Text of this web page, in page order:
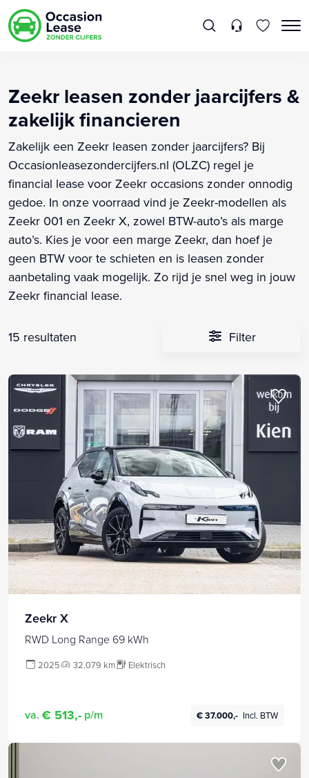
Zeekr leasen zonder jaarcijfers &
zakelijk financieren
Zakelijk een Zeekr leasen zonder jaarcijfers? Bij
Occasionleasezondercijfers.nl (OLZC) regel je
financial lease voor Zeekr occasions zonder onnodig
gedoe. In onze voorraad vind je Zeekr-modellen als
Zeekr 001 en Zeekr X, zowel BTW-auto’s als marge
auto’s. Kies je voor een marge Zeekr, dan hoef je
geen BTW voor te schieten en is leasen zonder
aanbetaling vaak mogelijk. Zo rijd je snel weg in jouw
Zeekr financial lease.
15 resultaten Filter
Zeekr X
RWD Long Range 69 kWh
2025 32.079 km Elektrisch
va. € 513,- p/m € 37.000,- Incl. BTW